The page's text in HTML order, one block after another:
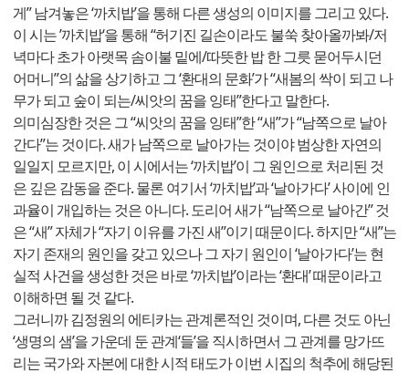
게” 남겨놓은 ‘까치밥’을 통해 다른 생성의 이미지를 그리고 있다.
이 시는 ’까치밥‘을 통해 “허기진 길손이라도 불쑥 찾아올까봐/저
녁마다 초가 아랫목 솜이불 밑에/따뜻한 밥 한 그릇 묻어두시던
어머니”의 삶을 상기하고 그 ‘환대의 문화’가 “새봄의 싹이 되고 나
무가 되고 숲이 되는/씨앗의 꿈을 잉태”한다고 말한다.
의미심장한 것은 그 “씨앗의 꿈을 잉태”한 “새”가 “남쪽으로 날아
간다”는 것이다. 새가 남쪽으로 날아가는 것이야 범상한 자연의
일일지 모르지만, 이 시에서는 ‘까치밥’이 그 원인으로 처리된 것
은 깊은 감동을 준다. 물론 여기서 ‘까치밥’과 ‘날아가다’ 사이에 인
과율이 개입하는 것은 아니다. 도리어 새가 “남쪽으로 날아간” 것
은 “새” 자체가 “자기 이유를 가진 새”이기 때문이다. 하지만 “새”는
자기 존재의 원인을 갖고 있으나 그 자기 원인이 ‘날아가다’는 현
실적 사건을 생성한 것은 바로 ‘까치밥’이라는 ‘환대’ 때문이라고
이해하면 될 것 같다.
그러니까 김정원의 에티카는 관계론적인 것이며, 다른 것도 아닌
‘생명의 샘’을 가운데 둔 관계‘들’을 직시하면서 그 관계를 망가뜨
리는 국가와 자본에 대한 시적 태도가 이번 시집의 척추에 해당된